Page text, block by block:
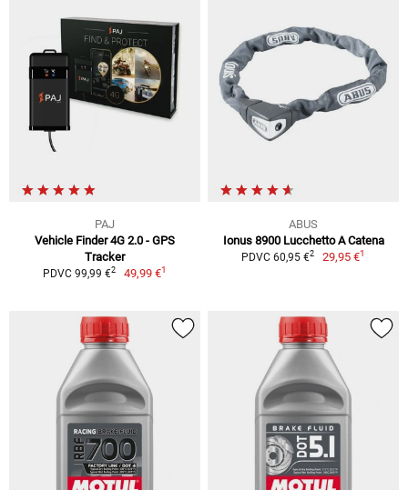
PAJ
Vehicle Finder 4G 2.0 - GPS
Tracker
PDVC 99,99 €2 49,99 €1
ABUS
Ionus 8900 Lucchetto A Catena
PDVC 60,95 €2 29,95 €1